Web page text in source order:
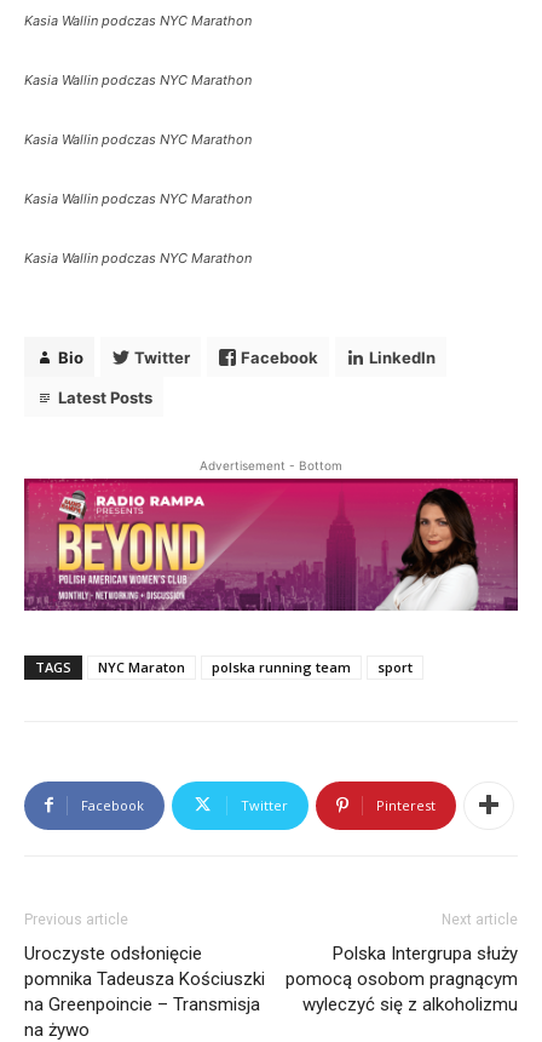
Bio Twitter Facebook
Editor in ChiefatRadio RAMPA
RAMPA. Absolwentka City University of New York,
Należy do NYC Mayor Press Corps. Przeprowadziła
Kasia Wallin podczas NYC Marathon
Kasia Wallin podczas NYC Marathon
Kasia Wallin podczas NYC Marathon
Kasia Wallin podczas NYC Marathon
Kasia Wallin podczas NYC Marathon
Bio Twitter Facebook LinkedIn
Latest Posts
Advertisement - Bottom
TAGS NYC Maraton polska running team sport
Facebook Twitter Pinterest
Previous article
Uroczyste odsłonięcie
pomnika Tadeusza Kościuszki
na Greenpoincie – Transmisja
na żywo
Next article
Polska Intergrupa służy
pomocą osobom pragnącym
wyleczyć się z alkoholizmu